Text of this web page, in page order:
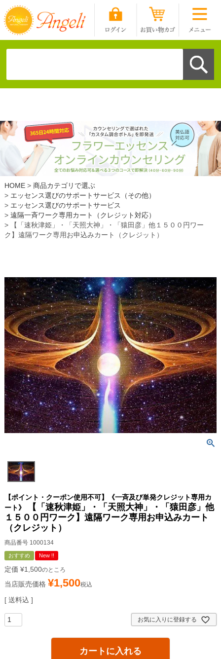
HOME
商品カテゴリで選ぶ
エッセンス選びのサポートサービス（その他）
エッセンス選びのサポートサービス
遠隔一斉ワーク専用カート（クレジット対応）
【「速秋津姫」・「天照大神」・「猿田彦」他１５００円ワー
ク】遠隔ワーク専用お申込みカート（クレジット）
【ポイント・クーポン使用不可】《一斉及び単発クレジット専用カ
ート》
【「速秋津姫」・「天照大神」・「猿田彦」他
１５００円ワーク】遠隔ワーク専用お申込みカート
（クレジット）
商品番号 1000134
おすすめ New !!
定価 ¥1,500のところ
当店販売価格 ¥1,500税込
送料込
お気に入りに登録する
カートに入れる